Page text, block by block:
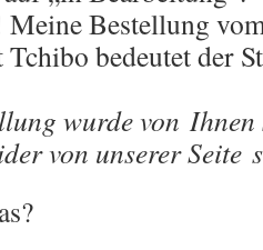
Meine Bestellung
bedeutet der
wurde von
von unserer Seite